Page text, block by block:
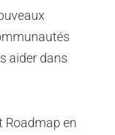
aider dans
Roadmap en